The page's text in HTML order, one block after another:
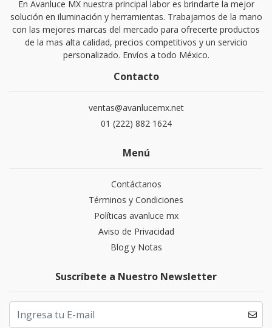
En Avanluce MX nuestra principal labor es brindarte la mejor
solución en iluminación y herramientas. Trabajamos de la mano
con las mejores marcas del mercado para ofrecerte productos
de la mas alta calidad, precios competitivos y un servicio
personalizado. Envíos a todo México.
Contacto
ventas@avanlucemx.net
01 (222) 882 1624
Menú
Contáctanos
Términos y Condiciones
Políticas avanluce mx
Aviso de Privacidad
Blog y Notas
Suscríbete a Nuestro Newsletter